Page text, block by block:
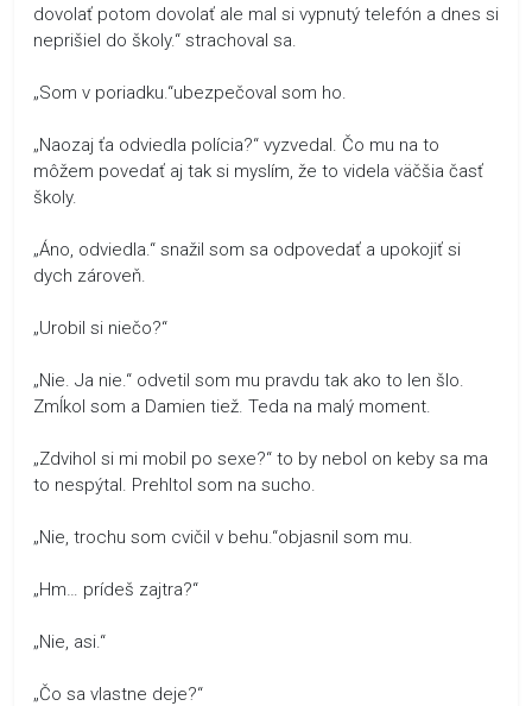
dovolať potom dovolať ale mal si vypnutý telefón a dnes si
neprišiel do školy.“ strachoval sa.
„Som v poriadku.“ubezpečoval som ho.
„Naozaj ťa odviedla polícia?“ vyzvedal. Čo mu na to
môžem povedať aj tak si myslím, že to videla väčšia časť
školy.
„Áno, odviedla.“ snažil som sa odpovedať a upokojiť si
dych zároveň.
„Urobil si niečo?“
„Nie. Ja nie.“ odvetil som mu pravdu tak ako to len šlo.
Zmĺkol som a Damien tiež. Teda na malý moment.
„Zdvihol si mi mobil po sexe?“ to by nebol on keby sa ma
to nespýtal. Prehltol som na sucho.
„Nie, trochu som cvičil v behu.“objasnil som mu.
„Hm… prídeš zajtra?“
„Nie, asi.“
„Čo sa vlastne deje?“